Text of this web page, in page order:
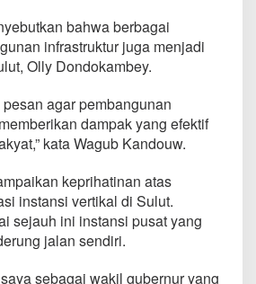
u
t
bahwa berbagai
infrastruktur juga menjadi
Olly Dondokambey.
agar pembangunan
dampak yang efektif
kata Wagub Kandouw.
keprihatinan atas
instansi vertikal di Sulut.
sejauh ini instansi pusat yang
jalan sendiri.
sebagai wakil gubernur yang